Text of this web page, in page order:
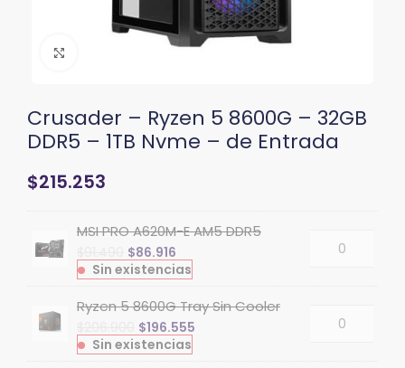
Clic para ampliar
Crusader – Ryzen 5 8600G – 32GB
DDR5 – 1TB Nvme – de Entrada
$215.253
MSI PRO A620M-E AM5 DDR5
$86.916
Sin existencias
Ryzen 5 8600G Tray Sin Cooler
$196.555
Sin existencias